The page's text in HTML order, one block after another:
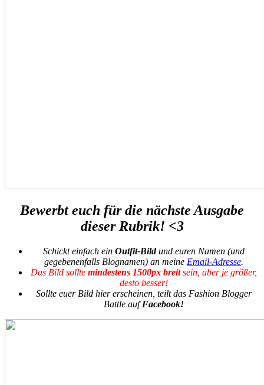
Bewerbt euch für die nächste Ausgabe
dieser Rubrik! <3
Schickt einfach ein Outfit-Bildund euren Namen (und
gegebenenfalls Blognamen) an meine Email-Adresse.
Das Bild sollte mindestens 1500px breitsein, aber je größer,
desto besser!
Sollte euer Bild hier erscheinen, teilt das Fashion Blogger
Battle aufFacebook!